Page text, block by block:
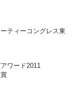
ティーコングレス東
ワード2011